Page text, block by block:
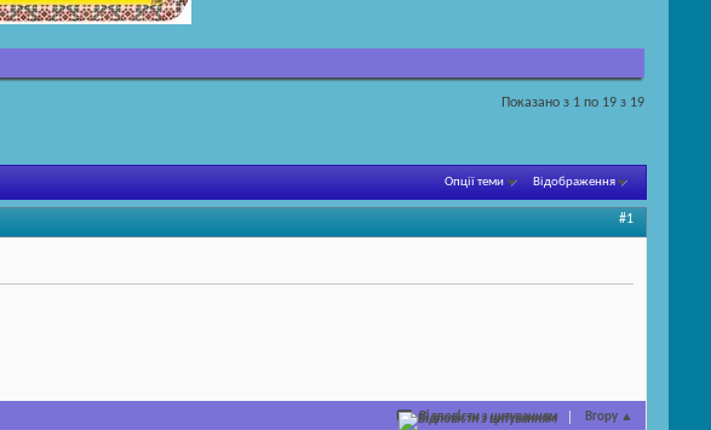
Показано з 1 по 19 з 19
Опції теми Відображення
#1
Відповісти з цитуванням Вгору ▲